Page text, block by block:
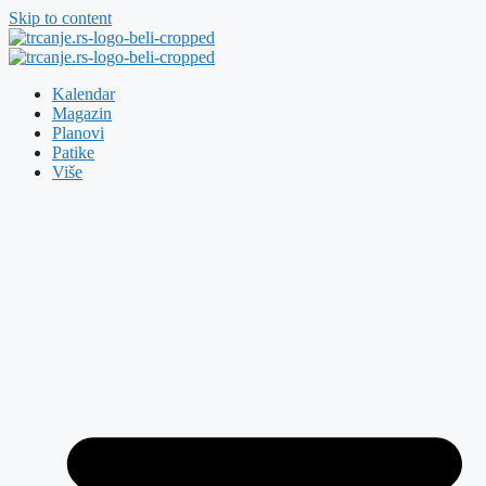
Skip to content
Kalendar
Magazin
Planovi
Patike
Više